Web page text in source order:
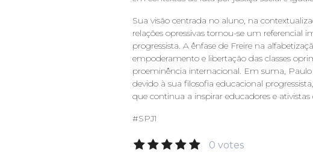
Sua visão centrada no aluno, na
relações opressivas tornou-se um referencial
progressista. A ênfase de Freire na
empoderamento e libertação das classes
proeminência internacional. Em suma,
devido à sua filosofia educacional
que continua a inspirar educadores e
#SPJ1
0 votes